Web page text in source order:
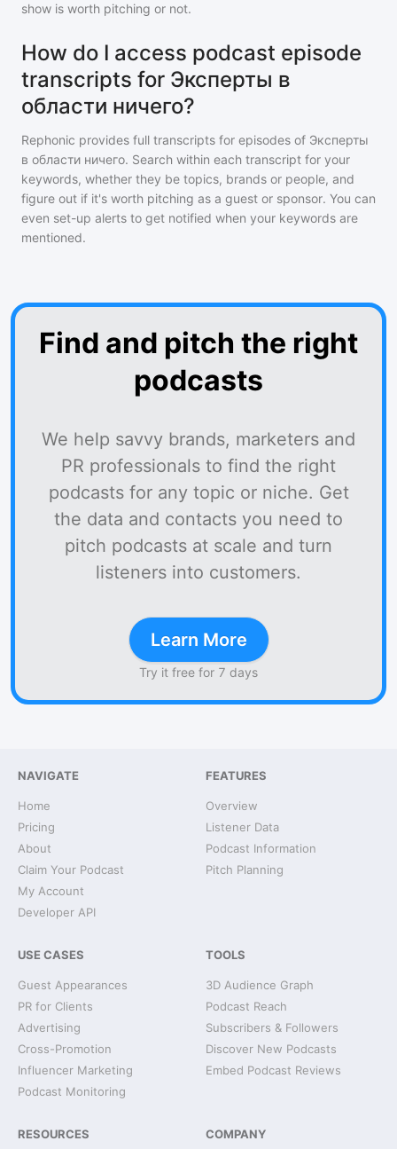
show is worth pitching or not.
How do I access podcast episode
transcripts for Эксперты в
области ничего?
Rephonic provides full transcripts for episodes of Эксперты
в области ничего. Search within each transcript for your
keywords, whether they be topics, brands or people, and
figure out if it's worth pitching as a guest or sponsor. You can
even set-up alerts to get notified when your keywords are
mentioned.
Find and pitch the right
podcasts
We help savvy brands, marketers and
PR professionals to find the right
podcasts for any topic or niche. Get
the data and contacts you need to
pitch podcasts at scale and turn
listeners into customers.
Learn More
Try it free for 7 days
NAVIGATE
Home
Pricing
About
Claim Your Podcast
My Account
Developer API
FEATURES
Overview
Listener Data
Podcast Information
Pitch Planning
USE CASES
Guest Appearances
PR for Clients
Advertising
Cross-Promotion
Influencer Marketing
Podcast Monitoring
TOOLS
3D Audience Graph
Podcast Reach
Subscribers & Followers
Discover New Podcasts
Embed Podcast Reviews
RESOURCES COMPANY